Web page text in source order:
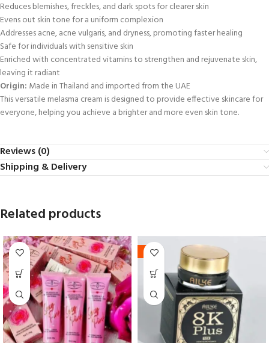
Reduces blemishes, freckles, and dark spots for clearer skin
Evens out skin tone for a uniform complexion
Addresses acne, acne vulgaris, and dryness, promoting faster healing
Safe for individuals with sensitive skin
Enriched with concentrated vitamins to strengthen and rejuvenate skin,
leaving it radiant
Origin: Made in Thailand and imported from the UAE
This versatile melasma cream is designed to provide effective skincare for
everyone, helping you achieve a brighter and more even skin tone.
Reviews (0)
Shipping & Delivery
Related products
-5%